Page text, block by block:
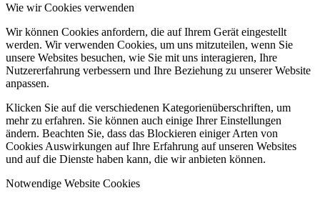
Wie wir Cookies verwenden
Wir können Cookies anfordern, die auf Ihrem Gerät eingestellt
werden. Wir verwenden Cookies, um uns mitzuteilen, wenn Sie
unsere Websites besuchen, wie Sie mit uns interagieren, Ihre
Nutzererfahrung verbessern und Ihre Beziehung zu unserer Website
anpassen.
Klicken Sie auf die verschiedenen Kategorienüberschriften, um
mehr zu erfahren. Sie können auch einige Ihrer Einstellungen
ändern. Beachten Sie, dass das Blockieren einiger Arten von
Cookies Auswirkungen auf Ihre Erfahrung auf unseren Websites
und auf die Dienste haben kann, die wir anbieten können.
Notwendige Website Cookies